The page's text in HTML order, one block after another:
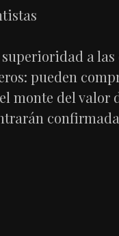
a las
pueden
monte del valor